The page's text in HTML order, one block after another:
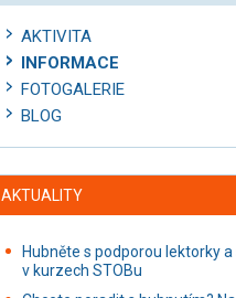
AKTIVITA
INFORMACE
FOTOGALERIE
BLOG
AKTUALITY
Hubněte s podporou lektorky
v kurzech STOBu